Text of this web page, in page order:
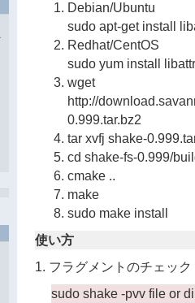
Debian/Ubuntu
sudo apt-get install
Redhat/CentOS
sudo yum install
wget
http://
0.999.tar.bz2
tar xvfj shake-
cd shake-fs-0.999/
cmake ..
make
sudo make install
使い方
1. フラグメントのチェック
sudo shake -pvv file or